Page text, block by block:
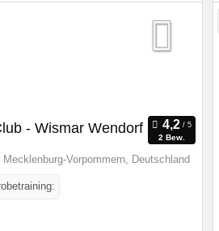
- Wismar Wendorf
2 Bew.
Vorpommern, Deutschland